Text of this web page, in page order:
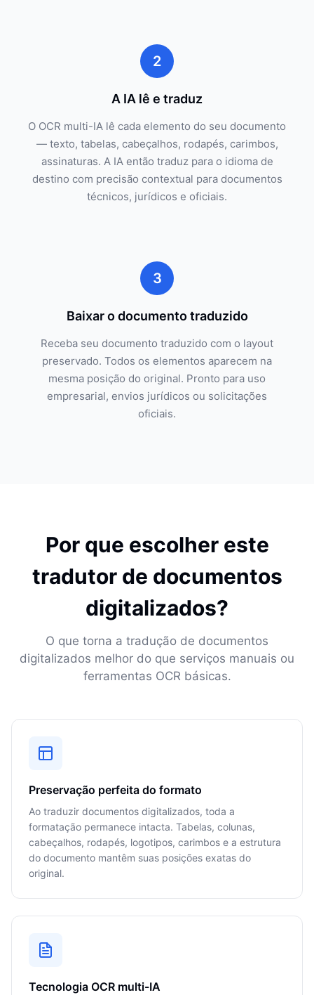
2
A IA lê e traduz
O OCR multi-IA lê cada elemento do seu documento
— texto, tabelas, cabeçalhos, rodapés, carimbos,
assinaturas. A IA então traduz para o idioma de
destino com precisão contextual para documentos
técnicos, jurídicos e oficiais.
3
Baixar o documento traduzido
Receba seu documento traduzido com o layout
preservado. Todos os elementos aparecem na
mesma posição do original. Pronto para uso
empresarial, envios jurídicos ou solicitações
oficiais.
Por que escolher este
tradutor de documentos
digitalizados?
O que torna a tradução de documentos
digitalizados melhor do que serviços manuais ou
ferramentas OCR básicas.
Preservação perfeita do formato
Ao traduzir documentos digitalizados, toda a
formatação permanece intacta. Tabelas, colunas,
cabeçalhos, rodapés, logotipos, carimbos e a estrutura
do documento mantêm suas posições exatas do
original.
Tecnologia OCR multi-IA